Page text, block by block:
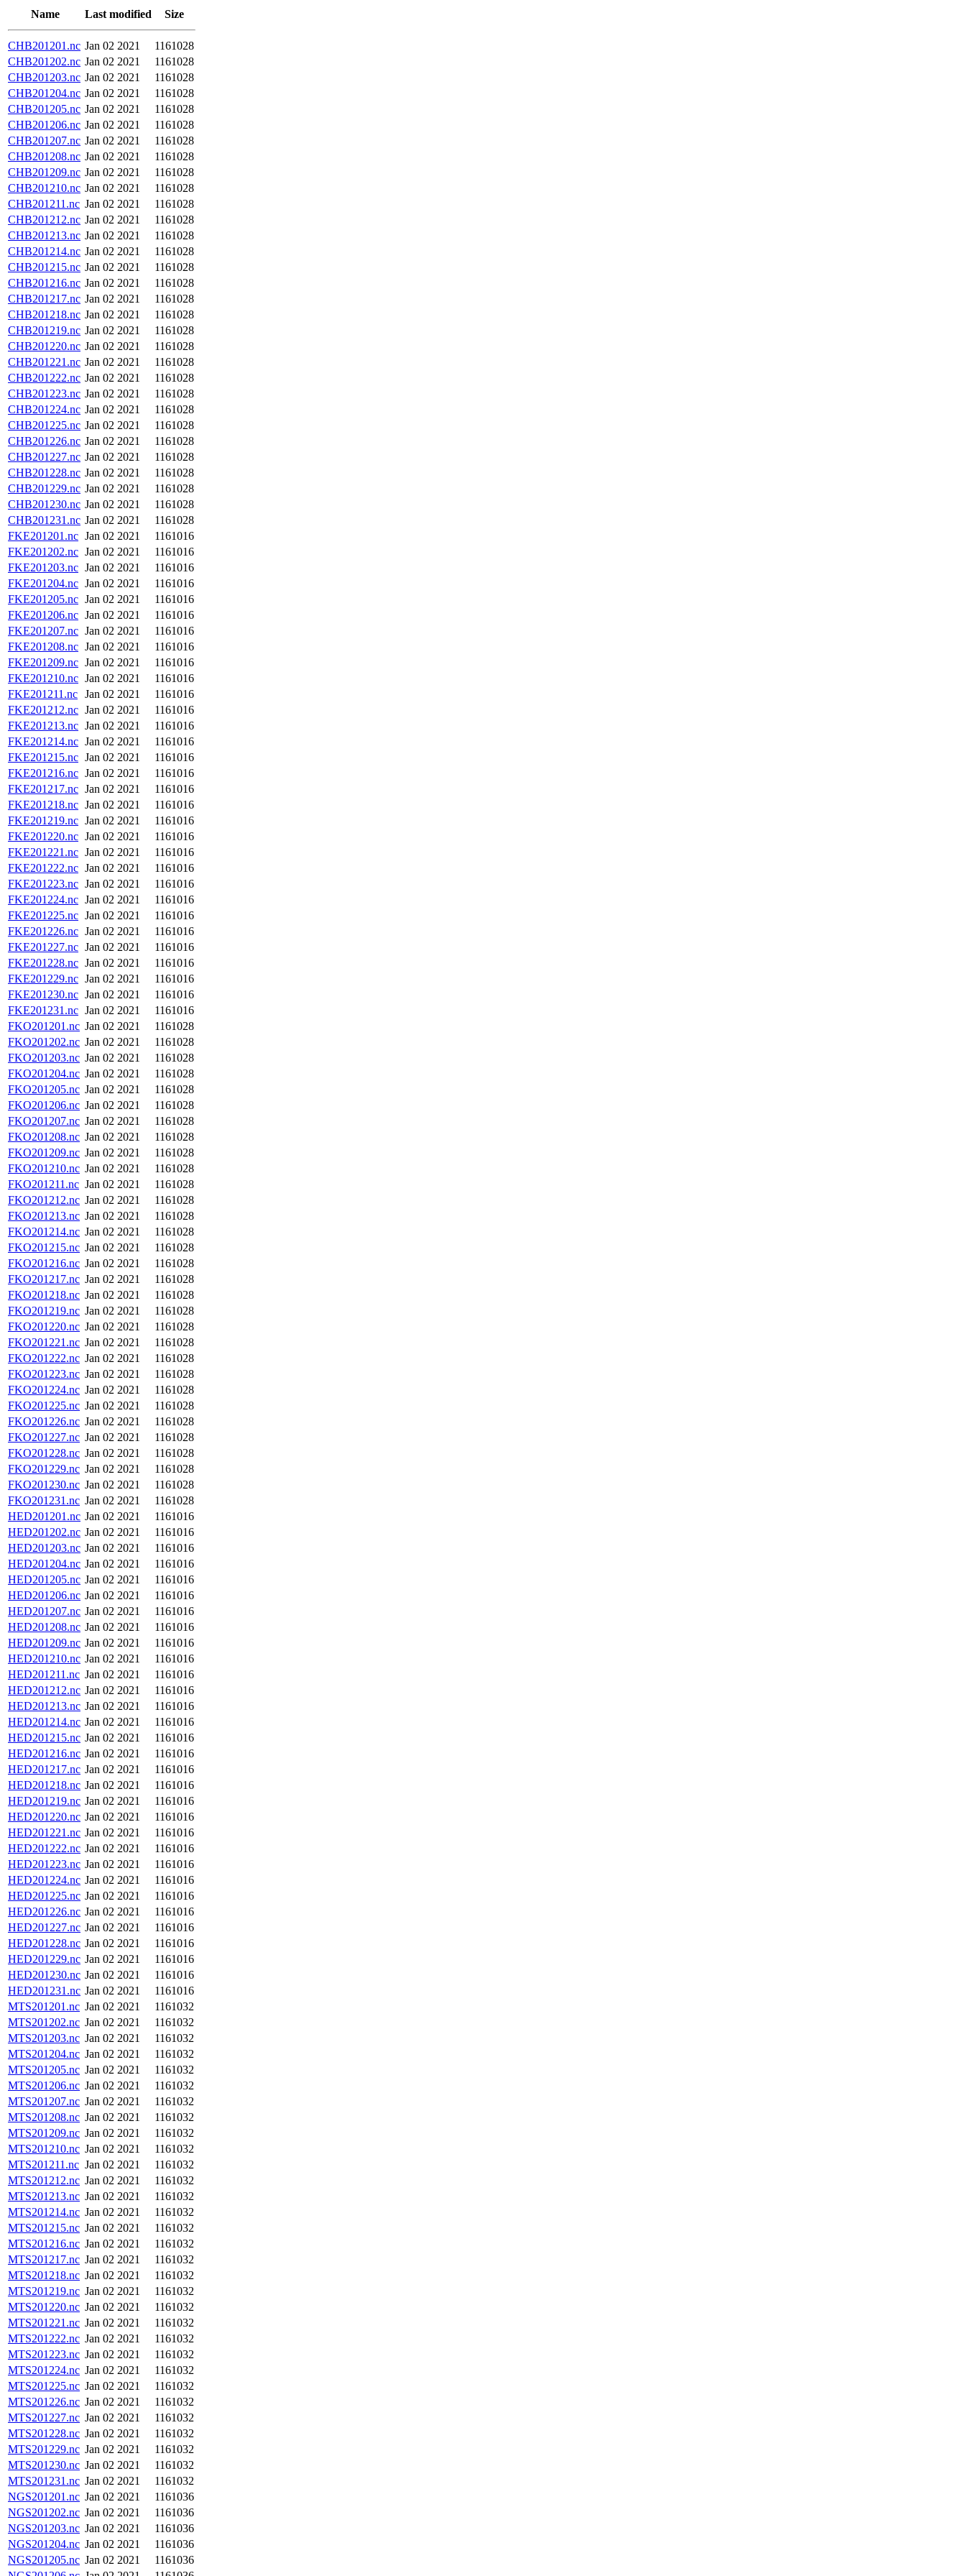
Name Last modified Size
CHB201201.nc Jan 02 2021
1161028
CHB201202.nc Jan 02 2021
1161028
CHB201203.nc Jan 02 2021
1161028
CHB201204.nc Jan 02 2021
1161028
CHB201205.nc Jan 02 2021
1161028
CHB201206.nc Jan 02 2021
1161028
CHB201207.nc Jan 02 2021
1161028
CHB201208.nc Jan 02 2021
1161028
CHB201209.nc Jan 02 2021
1161028
CHB201210.nc Jan 02 2021
1161028
CHB201211.nc Jan 02 2021
1161028
CHB201212.nc Jan 02 2021
1161028
CHB201213.nc Jan 02 2021
1161028
CHB201214.nc Jan 02 2021
1161028
CHB201215.nc Jan 02 2021
1161028
CHB201216.nc Jan 02 2021
1161028
CHB201217.nc Jan 02 2021
1161028
CHB201218.nc Jan 02 2021
1161028
CHB201219.nc Jan 02 2021
1161028
CHB201220.nc Jan 02 2021
1161028
CHB201221.nc Jan 02 2021
1161028
CHB201222.nc Jan 02 2021
1161028
CHB201223.nc Jan 02 2021
1161028
CHB201224.nc Jan 02 2021
1161028
CHB201225.nc Jan 02 2021
1161028
CHB201226.nc Jan 02 2021
1161028
CHB201227.nc Jan 02 2021
1161028
CHB201228.nc Jan 02 2021
1161028
CHB201229.nc Jan 02 2021
1161028
CHB201230.nc Jan 02 2021
1161028
CHB201231.nc Jan 02 2021
1161028
FKE201201.nc Jan 02 2021
1161016
FKE201202.nc Jan 02 2021
1161016
FKE201203.nc Jan 02 2021
1161016
FKE201204.nc Jan 02 2021
1161016
FKE201205.nc Jan 02 2021
1161016
FKE201206.nc Jan 02 2021
1161016
FKE201207.nc Jan 02 2021
1161016
FKE201208.nc Jan 02 2021
1161016
FKE201209.nc Jan 02 2021
1161016
FKE201210.nc Jan 02 2021
1161016
FKE201211.nc Jan 02 2021
1161016
FKE201212.nc Jan 02 2021
1161016
FKE201213.nc Jan 02 2021
1161016
FKE201214.nc Jan 02 2021
1161016
FKE201215.nc Jan 02 2021
1161016
FKE201216.nc Jan 02 2021
1161016
FKE201217.nc Jan 02 2021
1161016
FKE201218.nc Jan 02 2021
1161016
FKE201219.nc Jan 02 2021
1161016
FKE201220.nc Jan 02 2021
1161016
FKE201221.nc Jan 02 2021
1161016
FKE201222.nc Jan 02 2021
1161016
FKE201223.nc Jan 02 2021
1161016
FKE201224.nc Jan 02 2021
1161016
FKE201225.nc Jan 02 2021
1161016
FKE201226.nc Jan 02 2021
1161016
FKE201227.nc Jan 02 2021
1161016
FKE201228.nc Jan 02 2021
1161016
FKE201229.nc Jan 02 2021
1161016
FKE201230.nc Jan 02 2021
1161016
FKE201231.nc Jan 02 2021
1161016
FKO201201.nc Jan 02 2021
1161028
FKO201202.nc Jan 02 2021
1161028
FKO201203.nc Jan 02 2021
1161028
FKO201204.nc Jan 02 2021
1161028
FKO201205.nc Jan 02 2021
1161028
FKO201206.nc Jan 02 2021
1161028
FKO201207.nc Jan 02 2021
1161028
FKO201208.nc Jan 02 2021
1161028
FKO201209.nc Jan 02 2021
1161028
FKO201210.nc Jan 02 2021
1161028
FKO201211.nc Jan 02 2021
1161028
FKO201212.nc Jan 02 2021
1161028
FKO201213.nc Jan 02 2021
1161028
FKO201214.nc Jan 02 2021
1161028
FKO201215.nc Jan 02 2021
1161028
FKO201216.nc Jan 02 2021
1161028
FKO201217.nc Jan 02 2021
1161028
FKO201218.nc Jan 02 2021
1161028
FKO201219.nc Jan 02 2021
1161028
FKO201220.nc Jan 02 2021
1161028
FKO201221.nc Jan 02 2021
1161028
FKO201222.nc Jan 02 2021
1161028
FKO201223.nc Jan 02 2021
1161028
FKO201224.nc Jan 02 2021
1161028
FKO201225.nc Jan 02 2021
1161028
FKO201226.nc Jan 02 2021
1161028
FKO201227.nc Jan 02 2021
1161028
FKO201228.nc Jan 02 2021
1161028
FKO201229.nc Jan 02 2021
1161028
FKO201230.nc Jan 02 2021
1161028
FKO201231.nc Jan 02 2021
1161028
HED201201.nc Jan 02 2021
1161016
HED201202.nc Jan 02 2021
1161016
HED201203.nc Jan 02 2021
1161016
HED201204.nc Jan 02 2021
1161016
HED201205.nc Jan 02 2021
1161016
HED201206.nc Jan 02 2021
1161016
HED201207.nc Jan 02 2021
1161016
HED201208.nc Jan 02 2021
1161016
HED201209.nc Jan 02 2021
1161016
HED201210.nc Jan 02 2021
1161016
HED201211.nc Jan 02 2021
1161016
HED201212.nc Jan 02 2021
1161016
HED201213.nc Jan 02 2021
1161016
HED201214.nc Jan 02 2021
1161016
HED201215.nc Jan 02 2021
1161016
HED201216.nc Jan 02 2021
1161016
HED201217.nc Jan 02 2021
1161016
HED201218.nc Jan 02 2021
1161016
HED201219.nc Jan 02 2021
1161016
HED201220.nc Jan 02 2021
1161016
HED201221.nc Jan 02 2021
1161016
HED201222.nc Jan 02 2021
1161016
HED201223.nc Jan 02 2021
1161016
HED201224.nc Jan 02 2021
1161016
HED201225.nc Jan 02 2021
1161016
HED201226.nc Jan 02 2021
1161016
HED201227.nc Jan 02 2021
1161016
HED201228.nc Jan 02 2021
1161016
HED201229.nc Jan 02 2021
1161016
HED201230.nc Jan 02 2021
1161016
HED201231.nc Jan 02 2021
1161016
MTS201201.nc Jan 02 2021
1161032
MTS201202.nc Jan 02 2021
1161032
MTS201203.nc Jan 02 2021
1161032
MTS201204.nc Jan 02 2021
1161032
MTS201205.nc Jan 02 2021
1161032
MTS201206.nc Jan 02 2021
1161032
MTS201207.nc Jan 02 2021
1161032
MTS201208.nc Jan 02 2021
1161032
MTS201209.nc Jan 02 2021
1161032
MTS201210.nc Jan 02 2021
1161032
MTS201211.nc Jan 02 2021
1161032
MTS201212.nc Jan 02 2021
1161032
MTS201213.nc Jan 02 2021
1161032
MTS201214.nc Jan 02 2021
1161032
MTS201215.nc Jan 02 2021
1161032
MTS201216.nc Jan 02 2021
1161032
MTS201217.nc Jan 02 2021
1161032
MTS201218.nc Jan 02 2021
1161032
MTS201219.nc Jan 02 2021
1161032
MTS201220.nc Jan 02 2021
1161032
MTS201221.nc Jan 02 2021
1161032
MTS201222.nc Jan 02 2021
1161032
MTS201223.nc Jan 02 2021
1161032
MTS201224.nc Jan 02 2021
1161032
MTS201225.nc Jan 02 2021
1161032
MTS201226.nc Jan 02 2021
1161032
MTS201227.nc Jan 02 2021
1161032
MTS201228.nc Jan 02 2021
1161032
MTS201229.nc Jan 02 2021
1161032
MTS201230.nc Jan 02 2021
1161032
MTS201231.nc Jan 02 2021
1161032
NGS201201.nc Jan 02 2021
1161036
NGS201202.nc Jan 02 2021
1161036
NGS201203.nc Jan 02 2021
1161036
NGS201204.nc Jan 02 2021
1161036
NGS201205.nc Jan 02 2021
1161036